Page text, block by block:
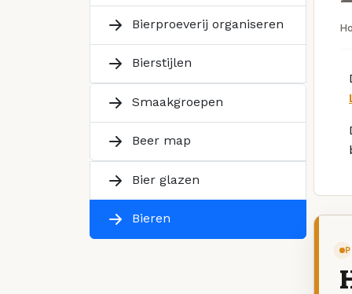
Bierproeverij organiseren
Bierstijlen
Smaakgroepen
Beer map
Bier glazen
Bieren